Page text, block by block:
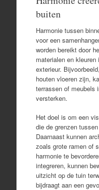
buiten
Harmonie tussen
voor een
worden bereikt door
materialen en
exterieur.
houten vloeren zijn,
terrassen of meubels
versterken.
Het doel is om een
die de grenzen
Daarnaast kunnen
zoals grote ramen of
harmonie te
integreren, kunnen
uitzicht op de tuin
bijdraagt aan een